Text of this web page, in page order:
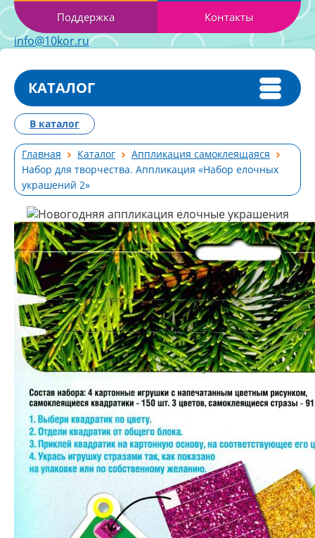
Поддержка Контакты
info@10kor.ru
КАТАЛОГ
Главная Каталог
Аппликация самоклеящаяся
Набор для творчества. Аппликация «Набор елочных
украшений 2»
В каталог